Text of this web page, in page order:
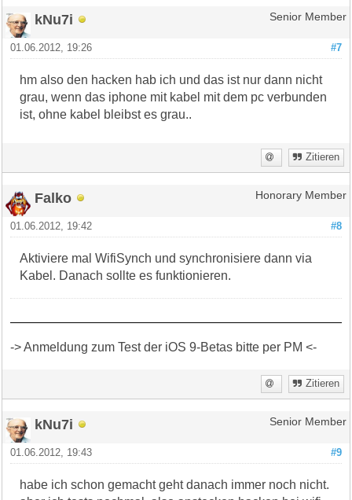
kNu7i Senior Member
#7
01.06.2012, 19:26
hm also den hacken hab ich und das ist nur dann nicht
grau, wenn das iphone mit kabel mit dem pc verbunden
ist, ohne kabel bleibst es grau..
Zitieren
Falko Honorary Member
#8
01.06.2012, 19:42
Aktiviere mal WifiSynch und synchronisiere dann via
Kabel. Danach sollte es funktionieren.
-> Anmeldung zum Test der iOS 9-Betas bitte per PM <-
Zitieren
kNu7i Senior Member
#9
01.06.2012, 19:43
habe ich schon gemacht geht danach immer noch nicht.